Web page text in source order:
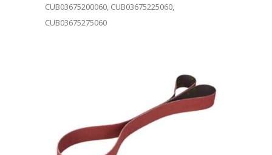
CUB03675200060, CUB03675225060,
CUB03675275060